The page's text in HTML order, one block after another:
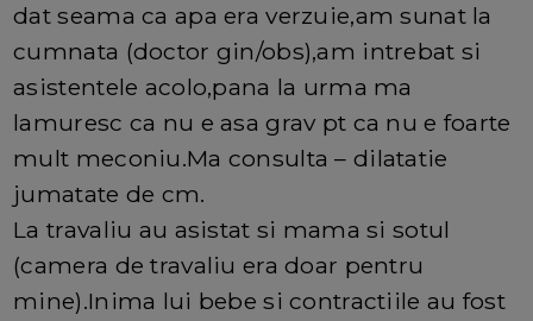
dat seama ca apa era verzuie,am sunat la
cumnata (doctor gin/obs),am intrebat si
asistentele acolo,pana la urma ma
lamuresc ca nu e asa grav pt ca nu e foarte
mult meconiu.Ma consulta – dilatatie
jumatate de cm.
La travaliu au asistat si mama si sotul
(camera de travaliu era doar pentru
mine).Inima lui bebe si contractiile au fost